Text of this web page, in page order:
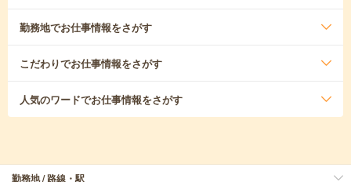
勤務地でお仕事情報をさがす
こだわりでお仕事情報をさがす
人気のワードでお仕事情報をさがす
勤務地 / 路線・駅